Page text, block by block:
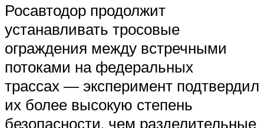
Росавтодор продолжит
устанавливать тросовые
ограждения между встречными
потоками на федеральных
трассах — эксперимент подтвердил
их более высокую степень
безопасности, чем разделительные